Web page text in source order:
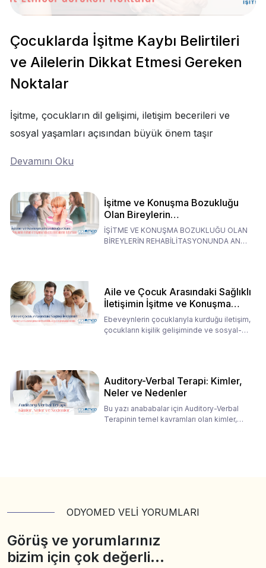
Çocuklarda İşitme Kaybı Belirtileri
ve Ailelerin Dikkat Etmesi Gereken
Noktalar
İşitme, çocukların dil gelişimi, iletişim becerileri ve
sosyal yaşamları açısından büyük önem taşır
Devamını Oku
İşitme ve Konuşma Bozukluğu
Olan Bireylerin
Rehabilitasyonunda Ana
Babaların Tutumları
İŞİTME VE KONUŞMA BOZUKLUĞU OLAN
BİREYLERİN REHABİLİTASYONUNDA ANA
Aile ve Çocuk Arasındaki Sağlıklı
İletişimin İşitme ve Konuşma
Rehabilitasyonundaki Rolü
Ebeveynlerin çocuklarıyla kurduğu iletişim,
çocukların kişilik gelişiminde ve sosyal-
Auditory-Verbal Terapi: Kimler,
Neler ve Nedenler
Bu yazı anababalar için Auditory-Verbal
Terapinin temel kavramları olan kimler,
ODYOMED VELİ YORUMLARI
Görüş ve yorumlarınız
bizim için çok değerli…